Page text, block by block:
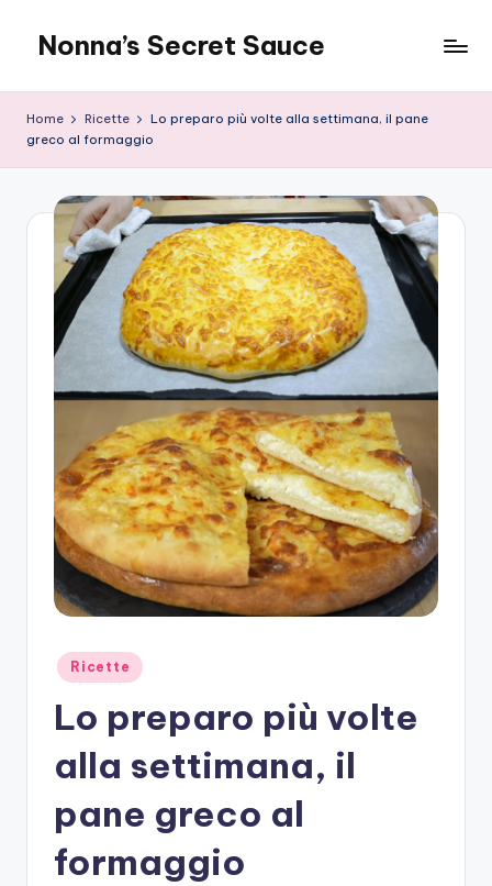
content
Nonna’s Secret Sauce
Home Ricette
Lo preparo più volte alla settimana, il pane
greco al formaggio
Posted
in
Ricette
Lo preparo più volte
alla settimana, il
pane greco al
formaggio